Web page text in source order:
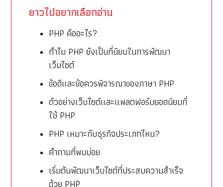
ยาวไปอยากเลือกอ่าน
PHP คืออะไร?
ทำไม PHP ยังเป็นที่นิยมในการพัฒนา
เว็บไซต์
ข้อดีและข้อควรพิจารณาของภาษา PHP
ตัวอย่างเว็บไซต์และแพลตฟอร์มยอดนิยมที่
ใช้ PHP
PHP เหมาะกับธุรกิจประเภทไหน?
คำถามที่พบบ่อย
เริ่มต้นพัฒนาเว็บไซต์ที่ประสบความสำเร็จ
ด้วย PHP